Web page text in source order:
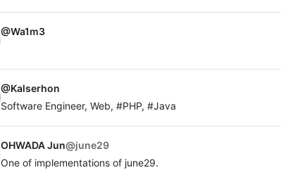
@Wa1m3
@Kalserhon
Software Engineer, Web, #PHP, #Java
OHWADA Jun@june29
One of implementations of june29.